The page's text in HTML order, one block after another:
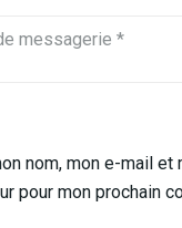
nom, mon e-mail et
pour mon prochain